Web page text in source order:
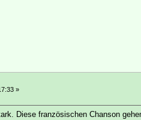
»
Diese französischen Chanson